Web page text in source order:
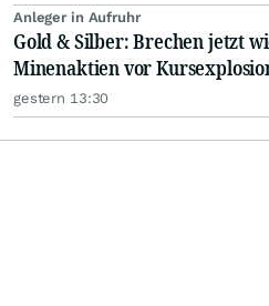
Anleger in Aufruhr
Gold & Silber: Brechen jetzt
Minenaktien vor
gestern 13:30